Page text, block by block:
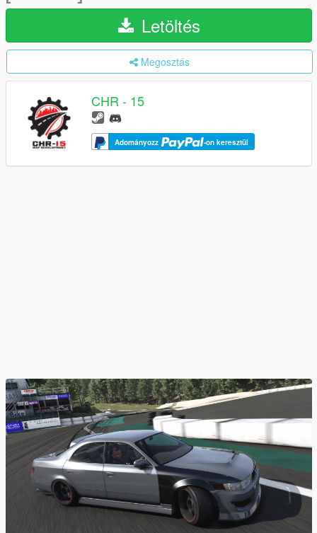
Letöltés
Megosztás
CHR - 15
Adományozz -on keresztül